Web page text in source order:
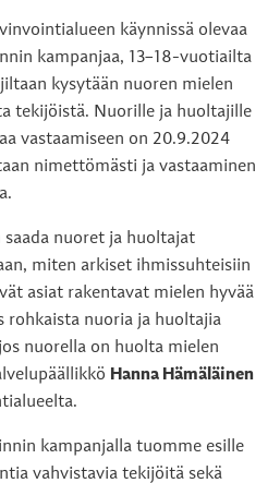
käynnissä olevaa
kampanjaa, 13–18-vuotiailta
kysytään nuoren mielen
tekijöistä. Nuorille ja huoltajille
vastaamiseen on 20.9.2024
nimettömästi ja vastaaminen
nuoret ja huoltajat
miten arkiset ihmissuhteisiin
asiat rakentavat mielen hyvää
rohkaista nuoria ja huoltajia
nuorella on huolta mielen
Hanna Hämäläinen
kampanjalla tuomme esille
vahvistavia tekijöitä sekä